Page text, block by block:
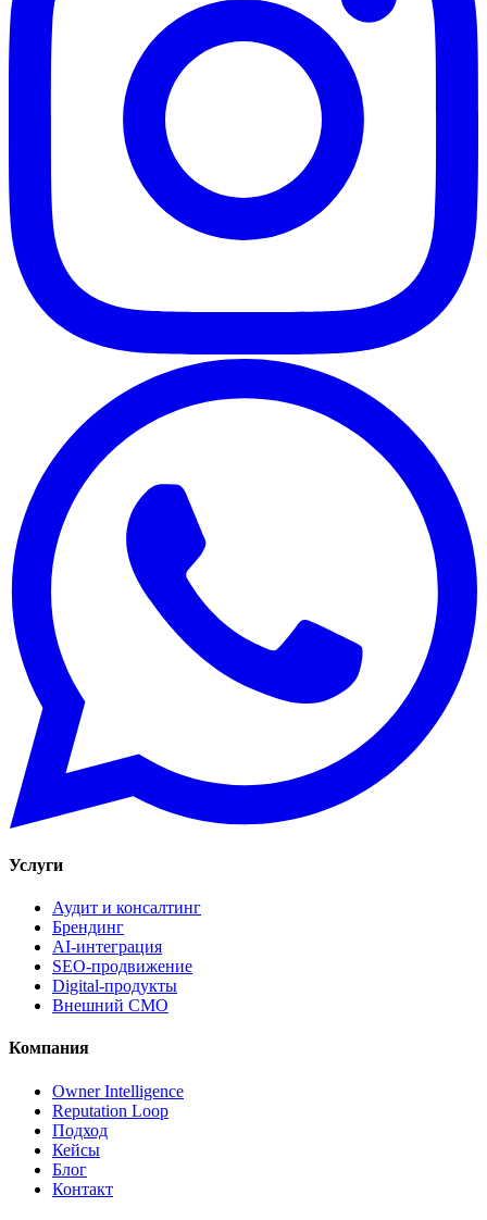
Услуги
Аудит и консалтинг
Брендинг
AI-интеграция
SEO-продвижение
Digital-продукты
Внешний CMO
Компания
Owner Intelligence
Reputation Loop
Подход
Кейсы
Блог
Контакт